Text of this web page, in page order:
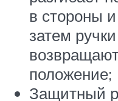
в стороны и
затем
положение;
Защитный